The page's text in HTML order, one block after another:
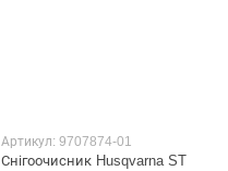
Артикул: 9707874-01
Снігоочисник Husqvarna ST